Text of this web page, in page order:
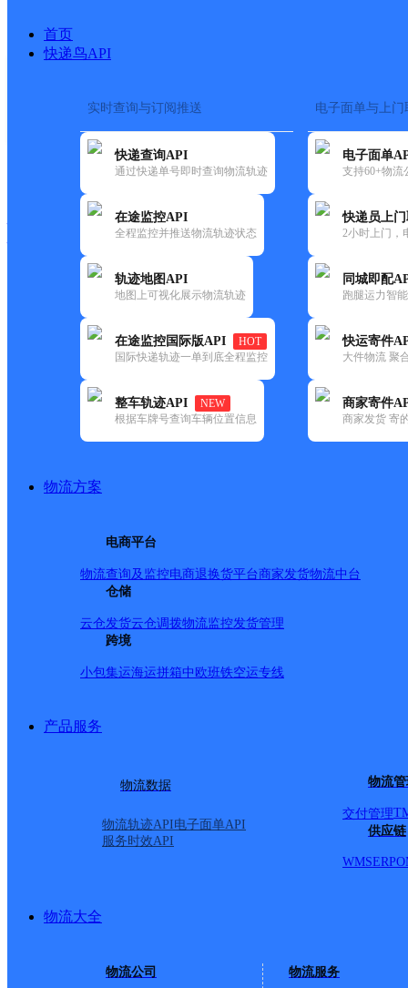
首页
快递鸟API
实时查询与订阅推送
快递查询API
通过快递单号即时查询物流轨迹
在途监控API
全程监控并推送物流轨迹状态
轨迹地图API
地图上可视化展示物流轨迹
在途监控国际版API
HOT
国际快递轨迹一单到底全程监控
整车轨迹API
NEW
根据车牌号查询车辆位置信息
电子面单与上门
电子面单
支持60+物流
快递员上
2小时上门，
同城即配
跑腿运力智
快运寄件
大件物流 聚
商家寄件
商家发货 寄
物流方案
电商平台
物流查询及监控电商退换货平台商家发货物流中台
仓储
云仓发货云仓调拨物流监控发货管理
跨境
小包集运海运拼箱中欧班铁空运专线
产品服务
物流数据
物流轨迹API电子面单API
服务时效API
物流
交付管理
供应链
WMSERP
物流大全
物流公司 物流服务
快运大全 快递时效
顺丰
诚诚烟酒茶
更新时间：2021-11-26 00:00:00
所属快递：顺丰速运
所属区域：山西省-大同市-平城区
网点地址：天泰街龙翔园外围23号商铺
网点负责人：